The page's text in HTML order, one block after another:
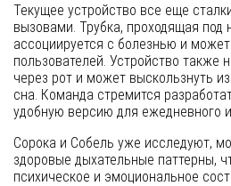
Текущее устройство все еще
вызовами. Трубка, проходящая под
ассоциируется с болезнью и может
пользователей. Устройство также
через рот и может выскользнуть
сна. Команда стремится
удобную версию для ежедневного
Сорока и Собель уже исследуют,
здоровые дыхательные паттерны,
психическое и эмоциональное